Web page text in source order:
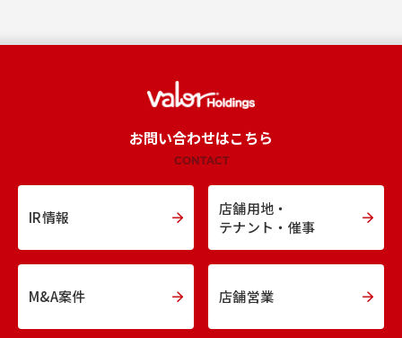
お問い合わせはこちら
CONTACT
IR情報
店舗用地・
テナント・催事
M&A案件 店舗営業